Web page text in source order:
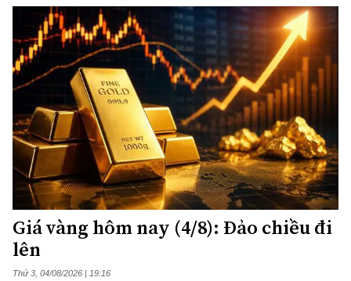
Giá vàng hôm nay (4/8): Đảo chiều đi
lên
Thứ 3, 04/08/2026 | 19:16